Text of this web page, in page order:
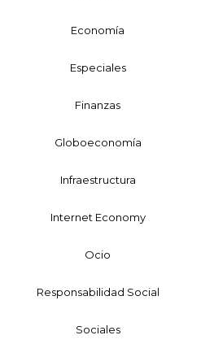
Economía
Especiales
Finanzas
Globoeconomía
Infraestructura
Internet Economy
Ocio
Responsabilidad Social
Sociales